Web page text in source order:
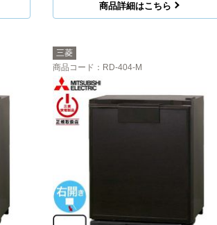
商品詳細はこちら
三菱
商品コード ：RD-404-M